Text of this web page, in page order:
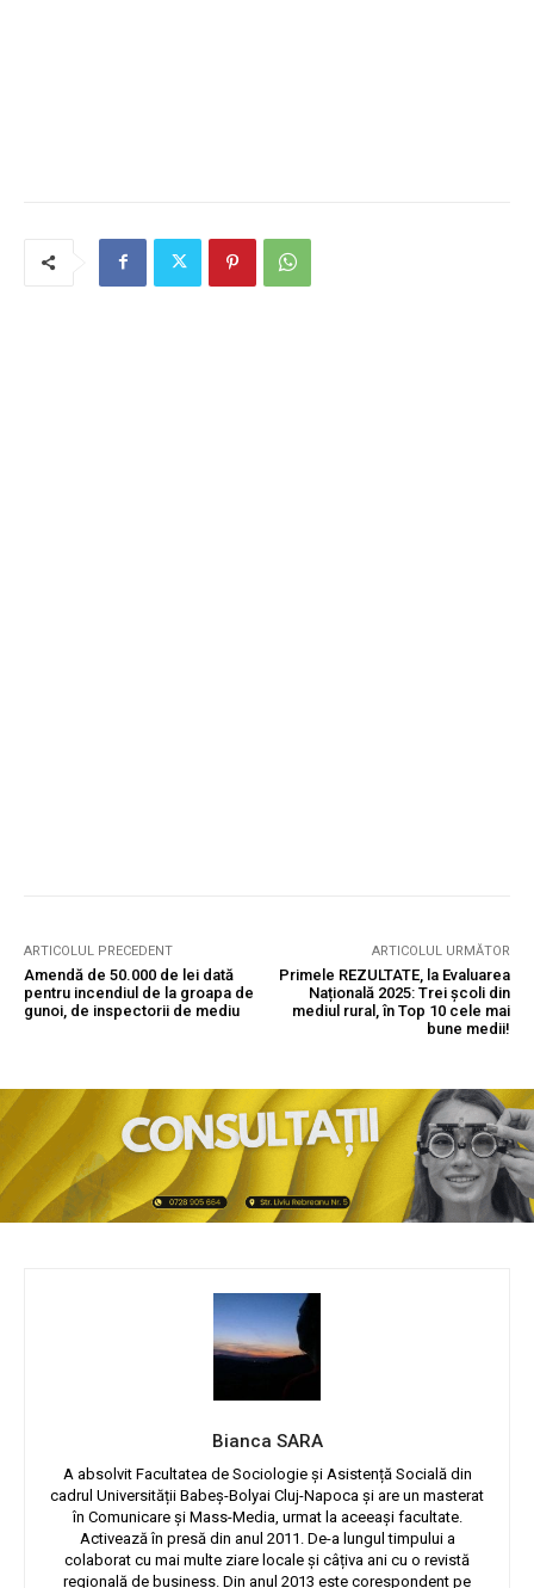
ARTICOLUL PRECEDENT
Amendă de 50.000 de lei dată
pentru incendiul de la groapa de
gunoi, de inspectorii de mediu
ARTICOLUL URMĂTOR
Primele REZULTATE, la Evaluarea
Națională 2025: Trei școli din
mediul rural, în Top 10 cele mai
bune medii!
Bianca SARA
A absolvit Facultatea de Sociologie și Asistență Socială din
cadrul Universității Babeș-Bolyai Cluj-Napoca și are un masterat
în Comunicare și Mass-Media, urmat la aceeași facultate.
Activează în presă din anul 2011. De-a lungul timpului a
colaborat cu mai multe ziare locale și câțiva ani cu o revistă
regională de business. Din anul 2013 este corespondent pe